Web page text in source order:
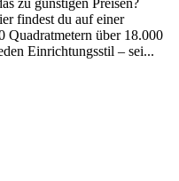
zu günstigen Preisen?
findest du auf einer
Quadratmetern über 18.000
Einrichtungsstil – sei...